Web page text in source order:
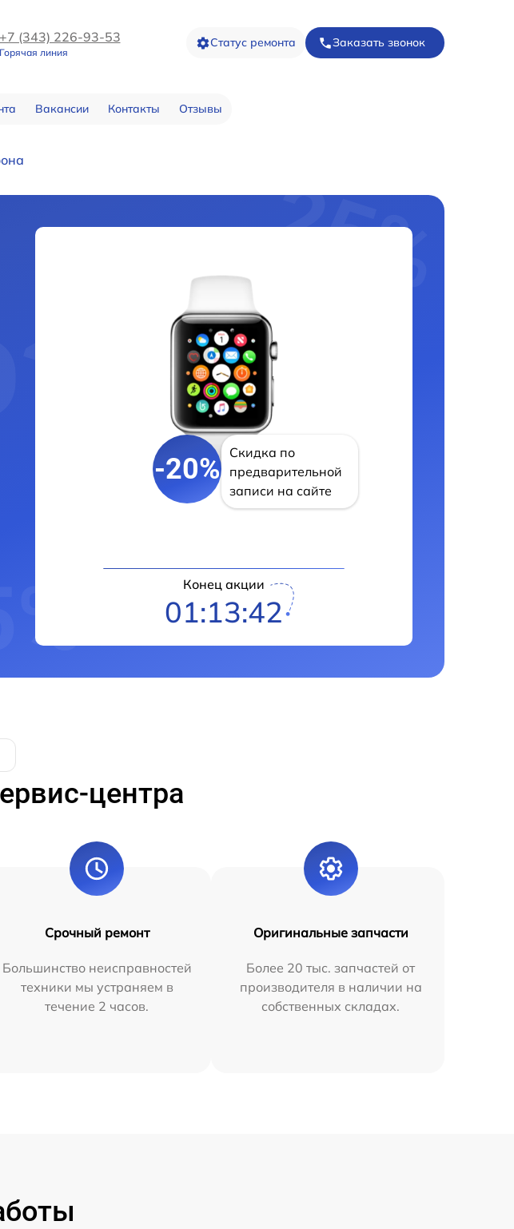
+7 (343) 226-93-53
линия
Статус ремонта Заказать звонок
Вакансии Контакты Отзывы
-20%
Скидка по
предварительной
записи на сайте
Конец акции
01:13:41
центра
Срочный ремонт
Большинство неисправностей
техники мы устраняем в
течение 2 часов.
Оригинальные запчасти
Более 20 тыс. запчастей от
производителя в наличии на
собственных складах.